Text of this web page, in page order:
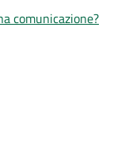
comunicazione?